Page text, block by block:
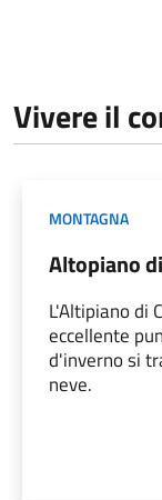
Vivere il
MONTAGNA
Altopiano
L'Altipiano di
eccellente
d'inverno si
neve.